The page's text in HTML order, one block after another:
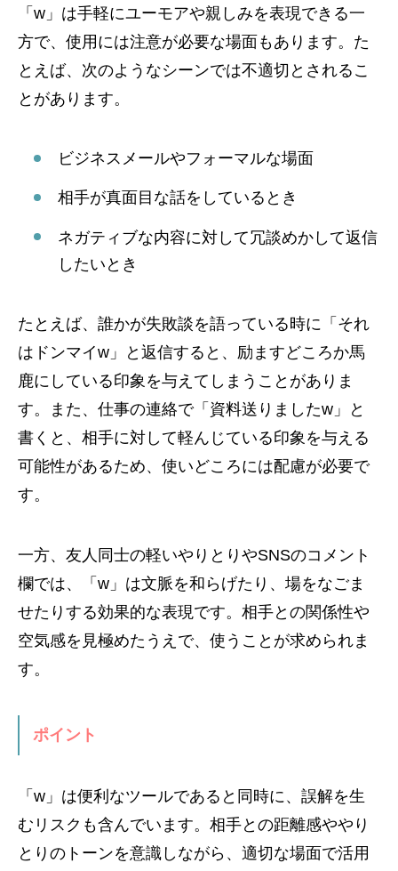
「w」は手軽にユーモアや親しみを表現できる一
方で、使用には注意が必要な場面もあります。た
とえば、次のようなシーンでは不適切とされるこ
とがあります。
ビジネスメールやフォーマルな場面
相手が真面目な話をしているとき
ネガティブな内容に対して冗談めかして返信
したいとき
たとえば、誰かが失敗談を語っている時に「それ
はドンマイw」と返信すると、励ますどころか馬
鹿にしている印象を与えてしまうことがありま
す。また、仕事の連絡で「資料送りましたw」と
書くと、相手に対して軽んじている印象を与える
可能性があるため、使いどころには配慮が必要で
す。
一方、友人同士の軽いやりとりやSNSのコメント
欄では、「w」は文脈を和らげたり、場をなごま
せたりする効果的な表現です。相手との関係性や
空気感を見極めたうえで、使うことが求められま
す。
ポイント
「w」は便利なツールであると同時に、誤解を生
むリスクも含んでいます。相手との距離感ややり
とりのトーンを意識しながら、適切な場面で活用